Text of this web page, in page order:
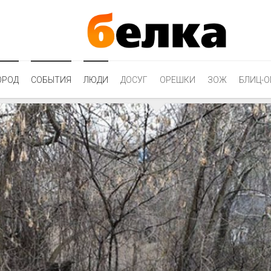
СОБЫТИЯ ЛЮДИ ДОСУГ ОРЕШКИ ЗОЖ БЛИЦ-